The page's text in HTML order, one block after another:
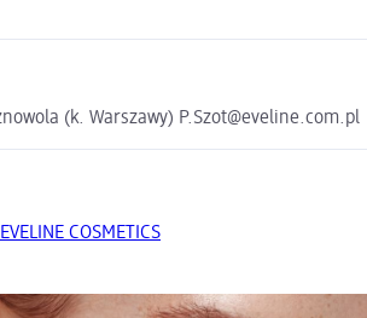
(k. Warszawy) P.Szot@eveline.com.pl
COSMETICS